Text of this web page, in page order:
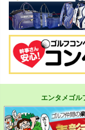
エンタメゴル